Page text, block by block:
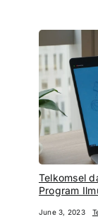
Telkomsel
Program
June 3, 2023